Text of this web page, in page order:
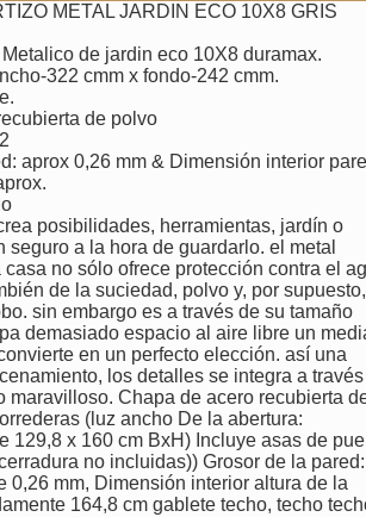
METAL JARDIN ECO 10X8 GRIS
de jardin eco 10X8 duramax.
322 cmm x fondo-242 cmm.
de polvo
aprox 0,26 mm & Dimensión interior
posibilidades, herramientas, jardín o
seguro a la hora de guardarlo. el metal
no sólo ofrece protección contra el
de la suciedad, polvo y, por supuesto,
sin embargo es a través de su tamaño
demasiado espacio al aire libre un
en un perfecto elección. así una
los detalles se integra a
maravilloso. Chapa de acero recubierta
(luz ancho De la abertura:
129,8 x 160 cm BxH) Incluye asas de
no incluidas)) Grosor de la pared:
0,26 mm, Dimensión interior altura de la
164,8 cm gablete techo, techo